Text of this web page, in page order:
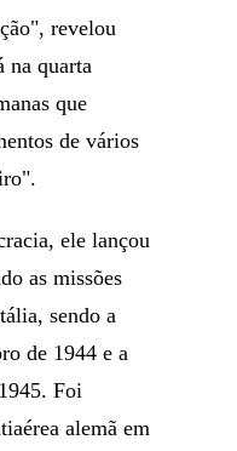
revelou
na quarta
que
de vários
ele lançou
as missões
sendo a
de 1944 e a
Foi
alemã em